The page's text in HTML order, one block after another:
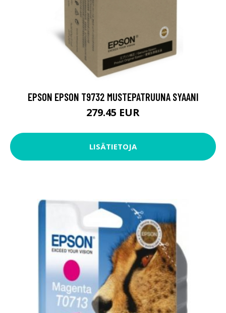
EPSON EPSON T9732 MUSTEPATRUUNA SYAANI
279.45 EUR
LISÄTIETOJA